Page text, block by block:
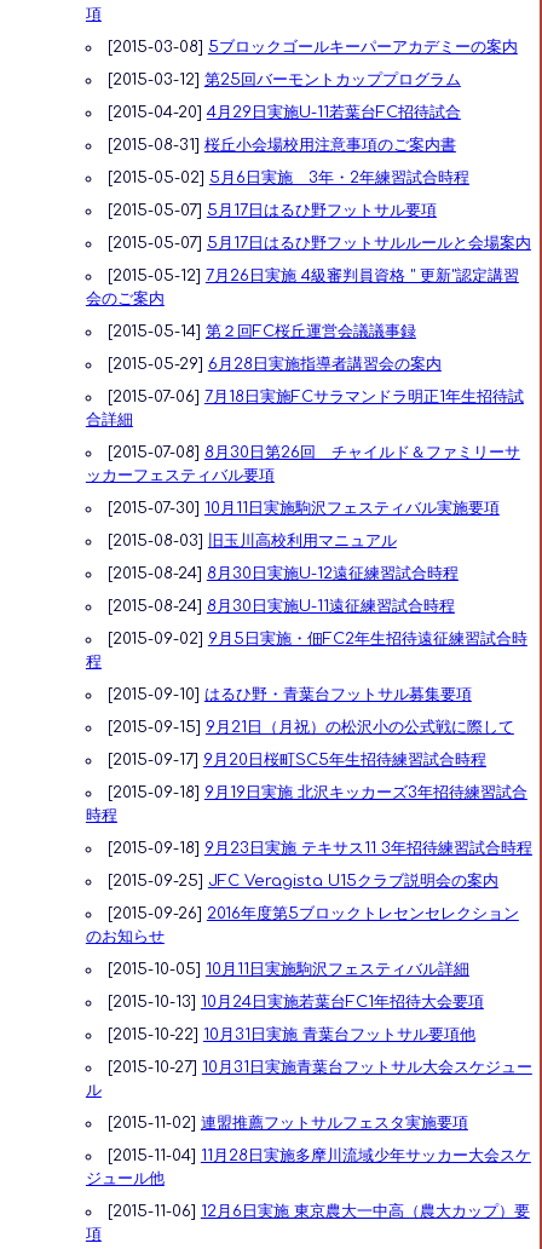
項
[2015-03-08] 5ブロックゴールキーパーアカデミーの案内
[2015-03-12] 第25回バーモントカッププログラム
[2015-04-20] 4月29日実施U-11若葉台FC招待試合
[2015-08-31] 桜丘小会場校用注意事項のご案内書
[2015-05-02] 5月6日実施 3年・2年練習試合時程
[2015-05-07] 5月17日はるひ野フットサル要項
[2015-05-07] 5月17日はるひ野フットサルルールと会場案内
[2015-05-12] 7月26日実施 4級審判員資格 " 更新"認定講習
会のご案内
[2015-05-14] 第２回FC桜丘運営会議議事録
[2015-05-29] 6月28日実施指導者講習会の案内
[2015-07-06] 7月18日実施FCサラマンドラ明正1年生招待試
合詳細
[2015-07-08] 8月30日第26回 チャイルド＆ファミリーサ
ッカーフェスティバル要項
[2015-07-30] 10月11日実施駒沢フェスティバル実施要項
[2015-08-03]
旧玉川高校利用マニュアル
[2015-08-24] 8月30日実施U-12遠征練習試合時程
[2015-08-24] 8月30日実施U-11遠征練習試合時程
[2015-09-02] 9月5日実施・佃FC2年生招待遠征練習試合時
程
[2015-09-10] はるひ野・青葉台フットサル募集要項
[2015-09-15] 9月21日（月祝）の松沢小の公式戦に際して
[2015-09-17] 9月20日桜町SC5年生招待練習試合時程
[2015-09-18] 9月19日実施 北沢キッカーズ3年招待練習試合
時程
[2015-09-18] 9月23日実施 テキサス11 3年招待練習試合時程
[2015-09-25] JFC Veragista U15クラブ説明会の案内
[2015-09-26] 2016年度第5ブロックトレセンセレクション
のお知らせ
[2015-10-05] 10月11日実施駒沢フェスティバル詳細
[2015-10-13] 10月24日実施若葉台FC1年招待大会要項
[2015-10-22] 10月31日実施 青葉台フットサル要項他
[2015-10-27] 10月31日実施青葉台フットサル大会スケジュー
ル
[2015-11-02] 連盟推薦フットサルフェスタ実施要項
[2015-11-04] 11月28日実施多摩川流域少年サッカー大会スケ
ジュール他
[2015-11-06] 12月6日実施 東京農大一中高（農大カップ）要
項